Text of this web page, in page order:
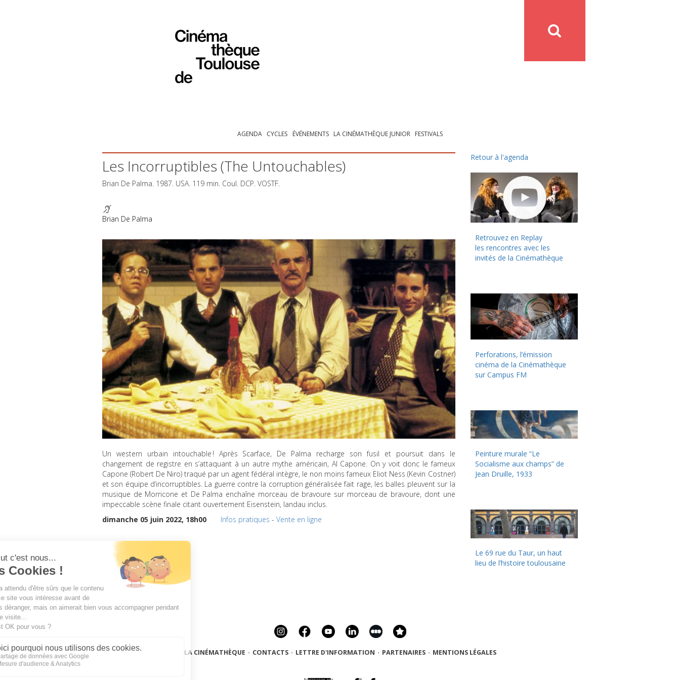
AGENDA CYCLES ÉVÉNEMENTS LA CINÉMATHÈQUE JUNIOR FESTIVALS
Les Incorruptibles (The Untouchables)
Brian De Palma. 1987. USA. 119 min. Coul. DCP. VOSTF.
Brian De Palma
Un western urbain intouchable ! Après Scarface, De Palma recharge son fusil et poursuit dans le
changement de registre en s’attaquant à un autre mythe américain, Al Capone. On y voit donc le fameux
Capone (Robert De Niro) traqué par un agent fédéral intègre, le non moins fameux Eliot Ness (Kevin Costner)
et son équipe d’incorruptibles. La guerre contre la corruption généralisée fait rage, les balles pleuvent sur la
musique de Morricone et De Palma enchaîne morceau de bravoure sur morceau de bravoure, dont une
impeccable scène finale citant ouvertement Eisenstein, landau inclus.
dimanche 05 juin 2022, 18h00
Infos pratiques - Vente en ligne
Retour à l'agenda
Retrouvez en Replay
les rencontres avec les
invités de la Cinémathèque
Perforations, l’émission
cinéma de la Cinémathèque
sur Campus FM
Peinture murale “Le
Socialisme aux champs” de
Jean Druille, 1933
Le 69 rue du Taur, un haut
lieu de l’histoire toulousaine
LA CINÉMATHÈQUE · CONTACTS · LETTRE D'INFORMATION · PARTENAIRES · MENTIONS LÉGALES